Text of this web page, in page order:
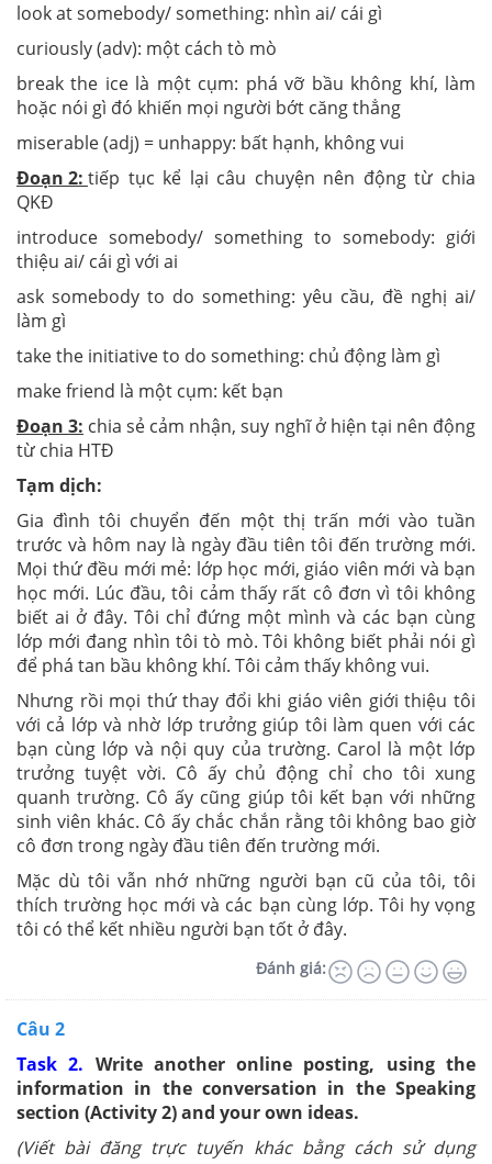
look at somebody/ something: nhìn ai/ cái gì
curiously (adv): một cách tò mò
break the ice là một cụm: phá vỡ bầu không khí, làm
hoặc nói gì đó khiến mọi người bớt căng thẳng
miserable (adj) = unhappy: bất hạnh, không vui
Đoạn 2: tiếp tục kể lại câu chuyện nên động từ chia
QKĐ
introduce somebody/ something to somebody: giới
thiệu ai/ cái gì với ai
ask somebody to do something: yêu cầu, đề nghị ai/
làm gì
take the initiative to do something: chủ động làm gì
make friend là một cụm: kết bạn
Đoạn 3: chia sẻ cảm nhận, suy nghĩ ở hiện tại nên động
từ chia HTĐ
Tạm dịch:
Gia đình tôi chuyển đến một thị trấn mới vào tuần
trước và hôm nay là ngày đầu tiên tôi đến trường mới.
Mọi thứ đều mới mẻ: lớp học mới, giáo viên mới và bạn
học mới. Lúc đầu, tôi cảm thấy rất cô đơn vì tôi không
biết ai ở đây. Tôi chỉ đứng một mình và các bạn cùng
lớp mới đang nhìn tôi tò mò. Tôi không biết phải nói gì
để phá tan bầu không khí. Tôi cảm thấy không vui.
Nhưng rồi mọi thứ thay đổi khi giáo viên giới thiệu tôi
với cả lớp và nhờ lớp trưởng giúp tôi làm quen với các
bạn cùng lớp và nội quy của trường. Carol là một lớp
trưởng tuyệt vời. Cô ấy chủ động chỉ cho tôi xung
quanh trường. Cô ấy cũng giúp tôi kết bạn với những
sinh viên khác. Cô ấy chắc chắn rằng tôi không bao giờ
cô đơn trong ngày đầu tiên đến trường mới.
Mặc dù tôi vẫn nhớ những người bạn cũ của tôi, tôi
thích trường học mới và các bạn cùng lớp. Tôi hy vọng
tôi có thể kết nhiều người bạn tốt ở đây.
Đánh giá:
Câu 2
Task 2. Write another online posting, using the
information in the conversation in the Speaking
section (Activity 2) and your own ideas.
(Viết bài đăng trực tuyến khác bằng cách sử dụng